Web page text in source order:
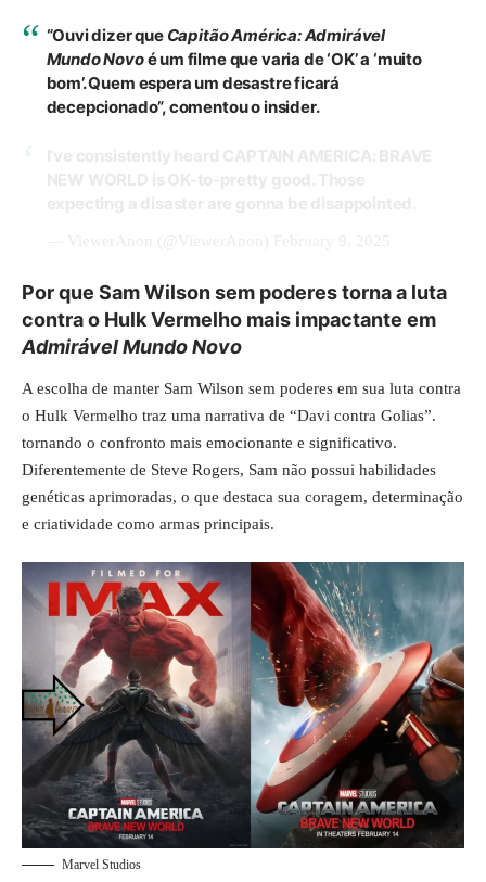
“Ouvi dizer que Capitão América: Admirável
Mundo Novoé um filme que varia de ‘OK’ a ‘muito
bom’. Quem espera um desastre ficará
decepcionado”, comentou o insider.
Por que Sam Wilson sem poderes torna a luta
contra o Hulk Vermelho mais impactante em
Admirável Mundo Novo
A escolha de manter Sam Wilson sem poderes em sua luta contra
o Hulk Vermelho traz uma narrativa de “Davi contra Golias”.
tornando o confronto mais emocionante e significativo.
Diferentemente de Steve Rogers, Sam não possui habilidades
genéticas aprimoradas, o que destaca sua coragem, determinação
e criatividade como armas principais.
Marvel Studios